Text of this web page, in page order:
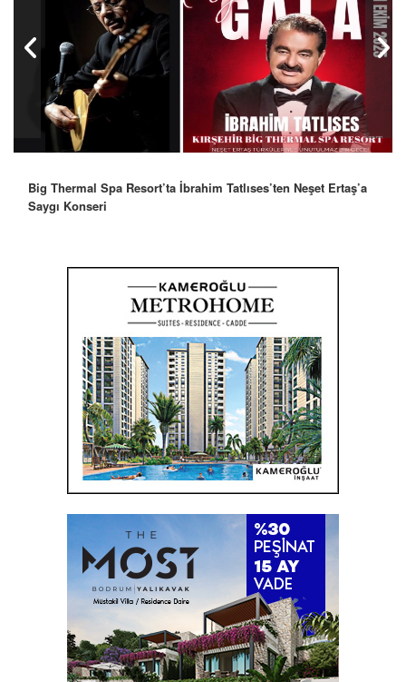
Big Thermal Spa Resort’ta İbrahim Tatlıses’ten Neşet Ertaş’a
Saygı Konseri